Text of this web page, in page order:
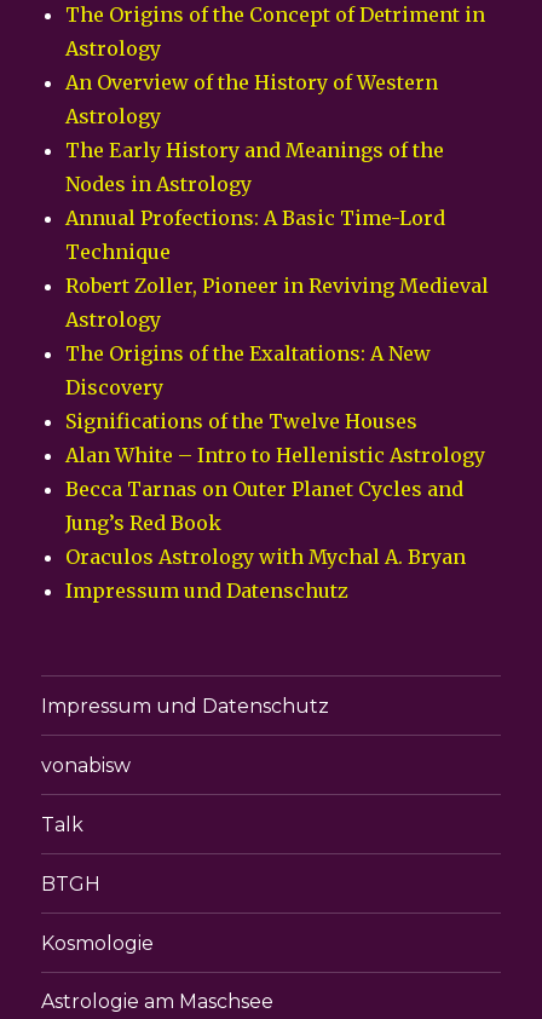
The Origins of the Concept of Detriment in
Astrology
An Overview of the History of Western
Astrology
The Early History and Meanings of the
Nodes in Astrology
Annual Profections: A Basic Time-Lord
Technique
Robert Zoller, Pioneer in Reviving Medieval
Astrology
The Origins of the Exaltations: A New
Discovery
Significations of the Twelve Houses
Alan White – Intro to Hellenistic Astrology
Becca Tarnas on Outer Planet Cycles and
Jung’s Red Book
Oraculos Astrology with Mychal A. Bryan
Impressum und Datenschutz
Impressum und Datenschutz
vonabisw
Talk
BTGH
Kosmologie
Astrologie am Maschsee